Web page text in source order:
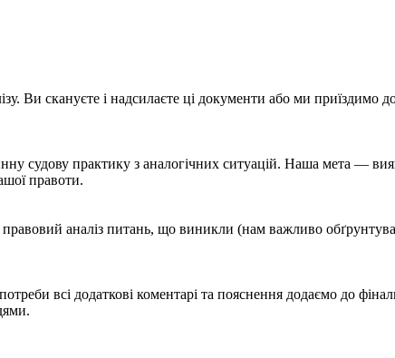
Ви скануєте і надсилаєте ці документи або ми приїздимо
судову практику з аналогічних ситуацій. Наша мета —
правоти.
правовий аналіз питань, що виникли (нам важливо
всі додаткові коментарі та пояснення додаємо до